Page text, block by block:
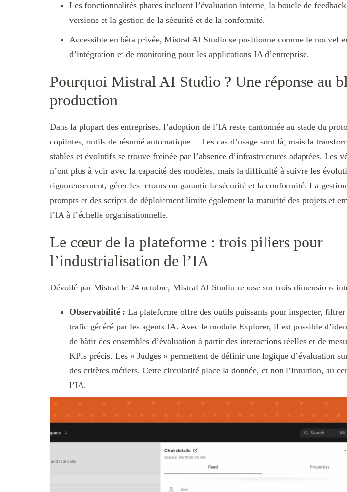
Les fonctionnalités phares incluent l’évaluation interne, la boucle de
versions et la gestion de la sécurité et de la conformité.
Accessible en bêta privée, Mistral AI Studio se positionne comme le nouvel
d’intégration et de monitoring pour les applications IA d’entreprise.
Pourquoi Mistral AI Studio ? Une réponse au
production
Dans la plupart des entreprises, l’adoption de l’IA reste cantonnée au stade du
copilotes, outils de résumé automatique… Les cas d’usage sont là, mais la
stables et évolutifs se trouve freinée par l’absence d’infrastructures adaptées. Les
n’ont plus à voir avec la capacité des modèles, mais la difficulté à suivre les
rigoureusement, gérer les retours ou garantir la sécurité et la conformité. La
prompts et des scripts de déploiement limite également la maturité des projets et
l’IA à l’échelle organisationnelle.
Le cœur de la plateforme : trois piliers pour
l’industrialisation de l’IA
Dévoilé par Mistral le 24 octobre, Mistral AI Studio repose sur trois dimensions
Observabilité : La plateforme offre des outils puissants pour inspecter,
trafic généré par les agents IA. Avec le module Explorer, il est possible
de bâtir des ensembles d’évaluation à partir des interactions réelles et de
KPIs précis. Les « Judges » permettent de définir une logique d’évaluation
des critères métiers. Cette circularité place la donnée, et non l’intuition, au
l’IA.